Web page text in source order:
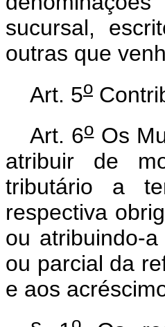
sucursal,
outras que
Art. 5o
Art. 6oOs
atribuir de
tributário a
respectiva
ou atribuindo-
ou parcial da
e aos